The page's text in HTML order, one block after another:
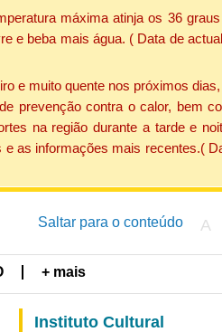
máxima atinja os 36
e beba mais água. ( Data de
e muito quente nos próximos
prevenção contra o calor, bem
na região durante a tarde e
as informações mais recentes.(
Saltar para o conteúdo A
+ mais
Instituto Cultural